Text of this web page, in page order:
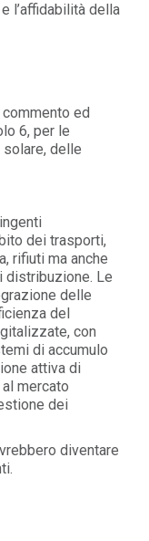
l’affidabilità della
ed
6, per le
delle
dei trasporti,
rifiuti ma anche
distribuzione. Le
delle
del
con
di accumulo
attiva di
mercato
dei
diventare